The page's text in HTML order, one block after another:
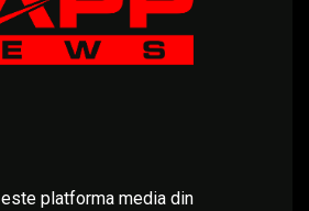
este platforma media din